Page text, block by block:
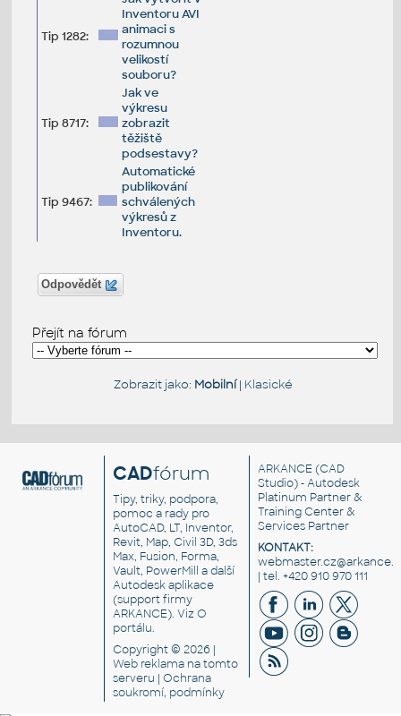
Tip 1282:
Inventoru AVI
animaci s
rozumnou
velikostí
souboru?
Tip 8717:
Jak ve
výkresu
zobrazit
těžiště
podsestavy?
Tip 9467:
Automatické
publikování
schválených
výkresů z
Inventoru.
Odpovědět
Přejít na fórum
Zobrazit jako: Mobilní| Klasické
CADfórum
Tipy, triky, podpora,
pomoc a rady pro
AutoCAD, LT, Inventor,
Revit, Map, Civil 3D, 3ds
Max, Fusion, Forma,
Vault, PowerMill a další
Autodesk aplikace
(support firmy
ARKANCE). VizO
portálu.
Copyright © 2026 |
Web reklama na tomto
serveru |Ochrana
soukromí, podmínky
ARKANCE (CAD
Studio) - Autodesk
Platinum Partner &
Training Center &
Services Partner
KONTAKT:
| tel. +420 910 970 111